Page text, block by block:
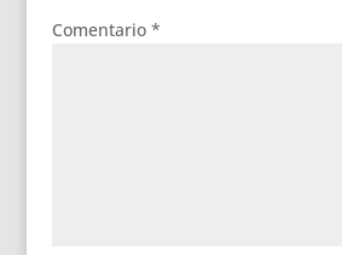
Comentario *